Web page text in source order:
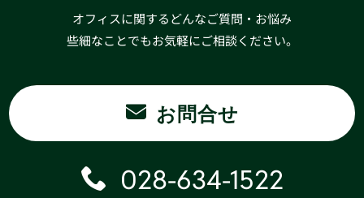
オフィスに関するどんなご質問・お悩み
些細なことでもお気軽にご相談ください。
お問合せ
028-634-1522